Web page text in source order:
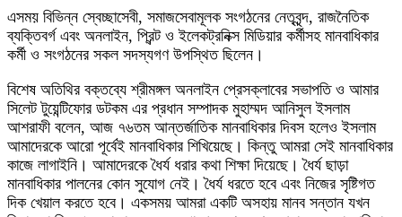
এসময় বিভিন্ন স্বেচ্ছাসেবী, সমাজসেবামূলক সংগঠনের নেতৃবৃন্দ, রাজনৈতিক
ব্যক্তিবর্গ এবং অনলাইন, প্রিন্ট ও ইলেকট্রনিক্স মিডিয়ার কর্মীসহ মানবাধিকার
কর্মী ও সংগঠনের সকল সদস্যগণ উপস্থিত ছিলেন।
বিশেষ অতিথির বক্তব্যে শ্রীমঙ্গল অনলাইন প্রেসক্লাবের সভাপতি ও আমার
সিলেট টুয়েন্টিফোর ডটকম এর প্রধান সম্পাদক মুহাম্মদ আনিসুল ইসলাম
আশরাফী বলেন, আজ ৭৬তম আন্তর্জাতিক মানবাধিকার দিবস হলেও ইসলাম
আমাদেরকে আরো পূর্বেই মানবাধিকার শিখিয়েছে। কিন্তু আমরা সেই মানবাধিকার
কাজে লাগাইনি। আমাদেরকে ধৈর্য ধরার কথা শিক্ষা দিয়েছে। ধৈর্য ছাড়া
মানবাধিকার পালনের কোন সুযোগ নেই। ধৈর্য ধরতে হবে এবং নিজের সৃষ্টিগত
দিক খেয়াল করতে হবে। একসময় আমরা একটি অসহায় মানব সন্তান যখন